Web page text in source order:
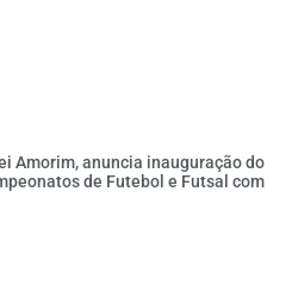
Amorim, anuncia inauguração do
de Futebol e Futsal com